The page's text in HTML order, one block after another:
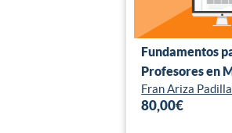
Fundamentos
Profesores en
Fran Ariza Padilla
80,00€